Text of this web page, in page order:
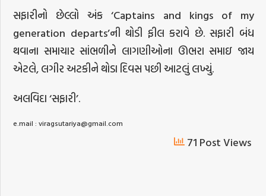
સફારીનો છેલ્લો અંક ‘Captains and kings of my
generation departs’ની થોડી ફીલ કરાવે છે. સફારી બંધ
થવાના સમાચાર સાંભળીને લાગણીઓના ઊભરા સમાઇ જાય
એટલે, લગીર અટકીને થોડા દિવસ પછી આટલું લખ્યું.
અલવિદા ‘સફારી’.
e.mail : viragsutariya@gmail.com
71 Post Views